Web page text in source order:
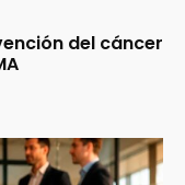
del cáncer